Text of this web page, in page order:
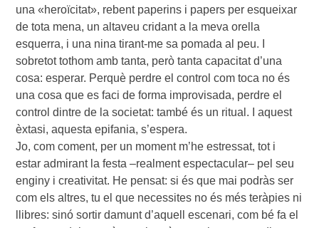
una «heroïcitat», rebent paperins i papers per esqueixar
de tota mena, un altaveu cridant a la meva orella
esquerra, i una nina tirant-me sa pomada al peu. I
sobretot tothom amb tanta, però tanta capacitat d’una
cosa: esperar. Perquè perdre el control com toca no és
una cosa que es faci de forma improvisada, perdre el
control dintre de la societat: també és un ritual. I aquest
èxtasi, aquesta epifania, s’espera.
Jo, com coment, per un moment m’he estressat, tot i
estar admirant la festa –realment espectacular– pel seu
enginy i creativitat. He pensat: si és que mai podràs ser
com els altres, tu el que necessites no és més teràpies ni
llibres: sinó sortir damunt d’aquell escenari, com bé fa el